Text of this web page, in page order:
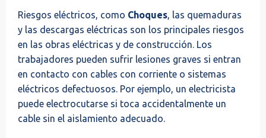
Riesgos eléctricos, como Choques , las quemaduras
y las descargas eléctricas son los principales riesgos
en las obras eléctricas y de construcción. Los
trabajadores pueden sufrir lesiones graves si entran
en contacto con cables con corriente o sistemas
eléctricos defectuosos. Por ejemplo, un electricista
puede electrocutarse si toca accidentalmente un
cable sin el aislamiento adecuado.